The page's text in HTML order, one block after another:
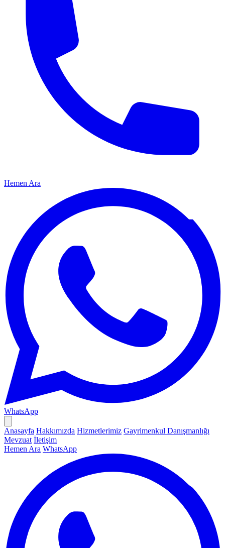
Hemen Ara
WhatsApp
Anasayfa Hakkımızda Hizmetlerimiz Gayrimenkul Danışmanlığı
Mevzuat İletişim
Hemen Ara WhatsApp